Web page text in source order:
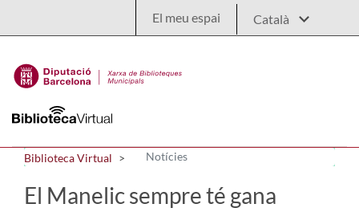
El meu espai
Biblioteca Virtual Notícies
El Manelic sempre té gana